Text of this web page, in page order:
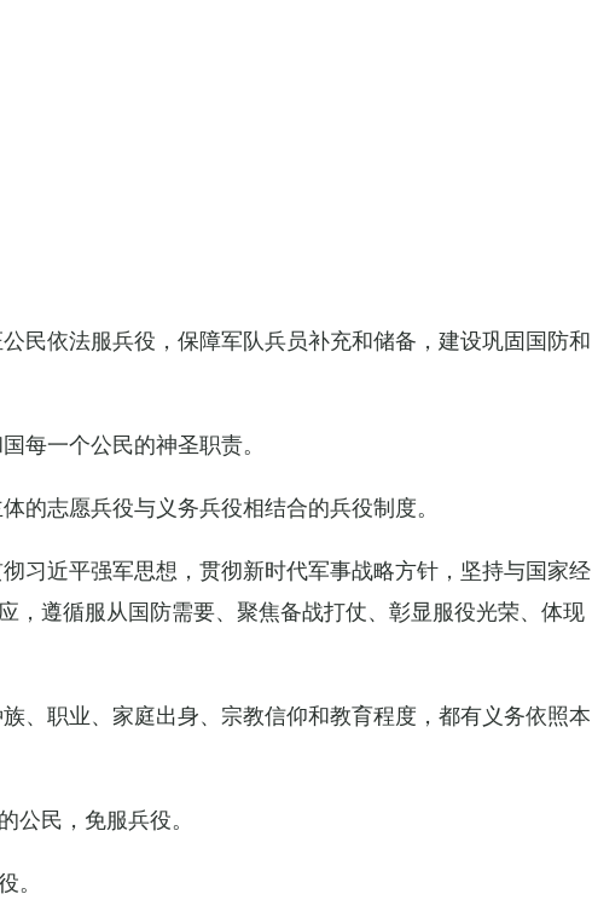
民依法服兵役，保障军队兵员补充和储备，建设巩固国防和
每一个公民的神圣职责。
的志愿兵役与义务兵役相结合的兵役制度。
习近平强军思想，贯彻新时代军事战略方针，坚持与国家经
，遵循服从国防需要、聚焦备战打仗、彰显服役光荣、体现
、职业、家庭出身、宗教信仰和教育程度，都有义务依照本
民，免服兵役。